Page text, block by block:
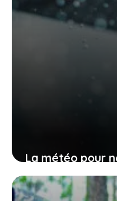
La météo pour
et janvier
abondantes,